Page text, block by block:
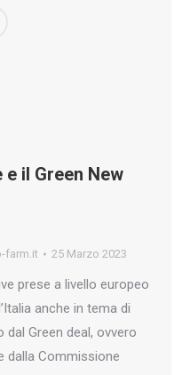
il Green New
farm.it 25 Marzo 2023
prese a livello europeo
anche in tema di
Green deal, ovvero
dalla Commissione